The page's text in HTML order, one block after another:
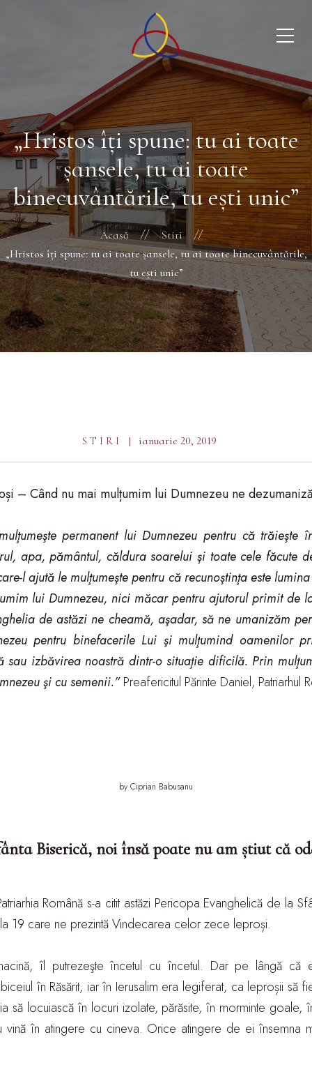
„Hristos îți spune: tu ai toate
șansele, tu ai toate
binecuvântările, tu ești unic”
Acasă
Stiri
„Hristos îți spune: tu ai toate șansele, tu ai toate binecuvântările,
tu ești unic”
STIRI ianuarie 20, 2019
– Când nu mai mulțumim lui Dumnezeu ne
permanent lui Dumnezeu pentru că
apa, pământul, căldura soarelui şi toate cele făcute
l ajută le mulţumeşte pentru că recunoştinţa este
lui Dumnezeu, nici măcar pentru ajutorul primit de
de astăzi ne cheamă, aşadar, să ne umanizăm
pentru binefacerile Lui şi mulţumind oamenilor
izbăvirea noastră dintr-o situaţie dificilă. Prin
şi cu semenii.”Preafericitul Părinte Daniel, Patriarhul
by Ciprian Babusanu
Biserică, noi însă poate nu am știut că
Română s-a citit astăzi Pericopa Evanghelică de la
19 care ne prezintă Vindecarea celor zece leproși.
îl putrezeşte încetul cu încetul. Dar pe lângă
în Răsărit, iar în Ierusalim era legiferat, ca leproșii să
să locuiască în locuri izolate, părăsite, în morminte goale,
vină în atingere cu cineva. Orice atingere de ei însemna